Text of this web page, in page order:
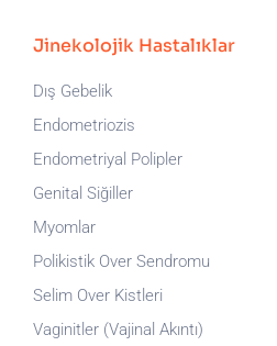
Jinekolojik Hastalıklar
Dış Gebelik
Endometriozis
Endometriyal Polipler
Genital Siğiller
Myomlar
Polikistik Over Sendromu
Selim Over Kistleri
Vaginitler (Vajinal Akıntı)